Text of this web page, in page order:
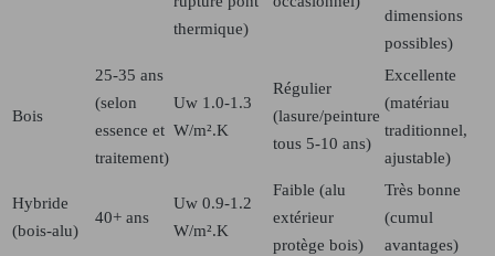
thermique)
dimensions
possibles)
Bois
25-35 ans
(selon
essence et
traitement)
Uw 1.0-1.3
W/m².K
Régulier
(lasure/peinture
tous 5-10 ans)
Excellente
(matériau
traditionnel,
ajustable)
Hybride
(bois-alu)
40+ ans
Uw 0.9-1.2
W/m².K
Faible (alu
extérieur
protège bois)
Très bonne
(cumul
avantages)